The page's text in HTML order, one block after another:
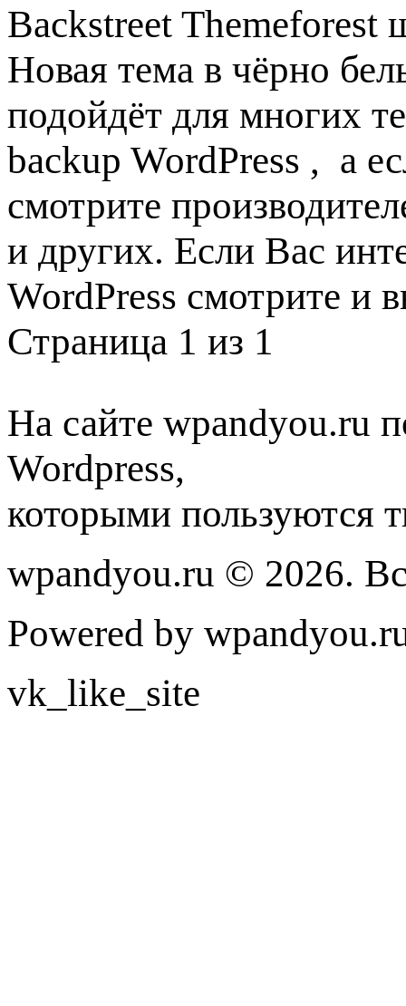
Backstreet Themeforest
Новая тема в чёрно
подойдёт для многих
backup WordPress , а
смотрите
и других. Если Вас
WordPress смотрите и
Страница 1 из 1
На сайте wpandyou.ru
Wordpress,
которыми пользуются
wpandyou.ru © 2026.
Powered by
vk_like_site